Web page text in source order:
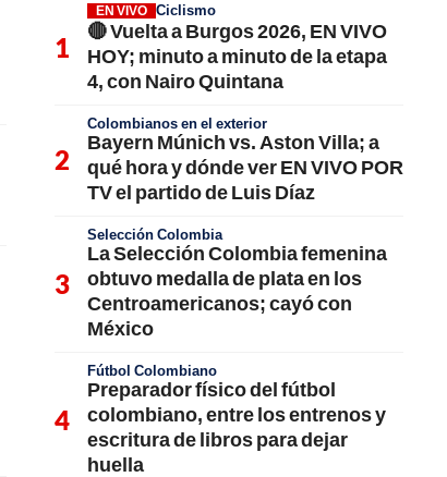
EN VIVO Ciclismo
🔴 Vuelta a Burgos 2026, EN VIVO
HOY; minuto a minuto de la etapa
4, con Nairo Quintana
Colombianos en el exterior
Bayern Múnich vs. Aston Villa; a
qué hora y dónde ver EN VIVO POR
TV el partido de Luis Díaz
Selección Colombia
La Selección Colombia femenina
obtuvo medalla de plata en los
Centroamericanos; cayó con
México
Fútbol Colombiano
Preparador físico del fútbol
colombiano, entre los entrenos y
escritura de libros para dejar
huella